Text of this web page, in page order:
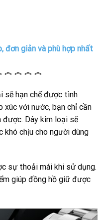
đơn giản và phù hợp nhất
︽ ︽ ︽ ︽
sẽ hạn chế được tình
xúc với nước, bạn chỉ cần
được. Dây kim loại sẽ
khó chịu cho người dùng
sự thoải mái khi sử dụng.
giúp đồng hồ giữ được